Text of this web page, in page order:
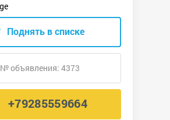
Поднять в списке
№ объявления: 4373
+79285559664